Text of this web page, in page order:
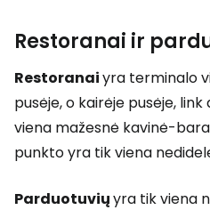
Restoranai ir
Restoranaiyra terminalo
pusėje, o kairėje pusėje,
viena mažesnė kavinė-
punkto yra tik viena
Parduotuviųyra tik viena